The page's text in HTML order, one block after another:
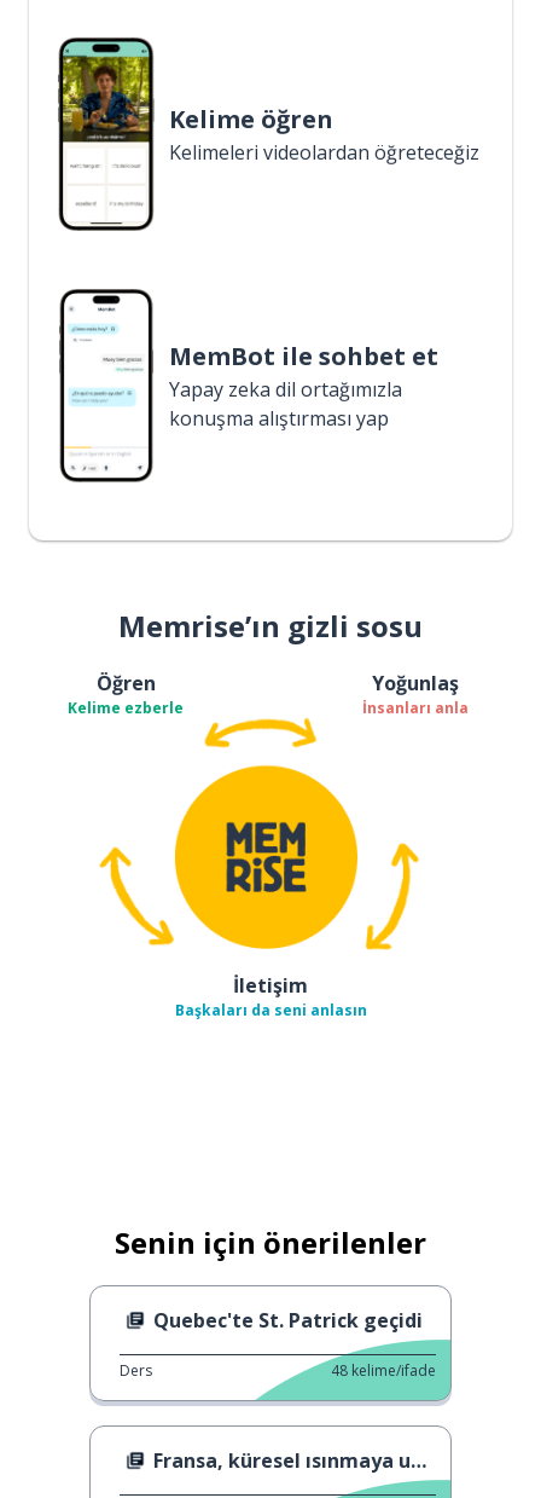
Kelime öğren
Kelimeleri videolardan öğreteceğiz
MemBot ile sohbet et
Yapay zeka dil ortağımızla
konuşma alıştırması yap
Memrise’ın gizli sosu
Öğren
Kelime ezberle
Yoğunlaş
İnsanları anla
İletişim
Başkaları da seni anlasın
Senin için önerilenler
Quebec'te St. Patrick geçidi
Ders 48 kelime/ifade
Fransa, küresel ısınmaya uyum sağlıyor